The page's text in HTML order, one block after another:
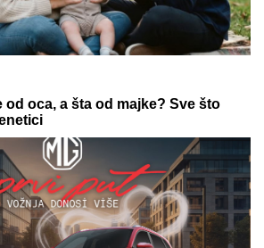
od oca, a šta od majke? Sve što